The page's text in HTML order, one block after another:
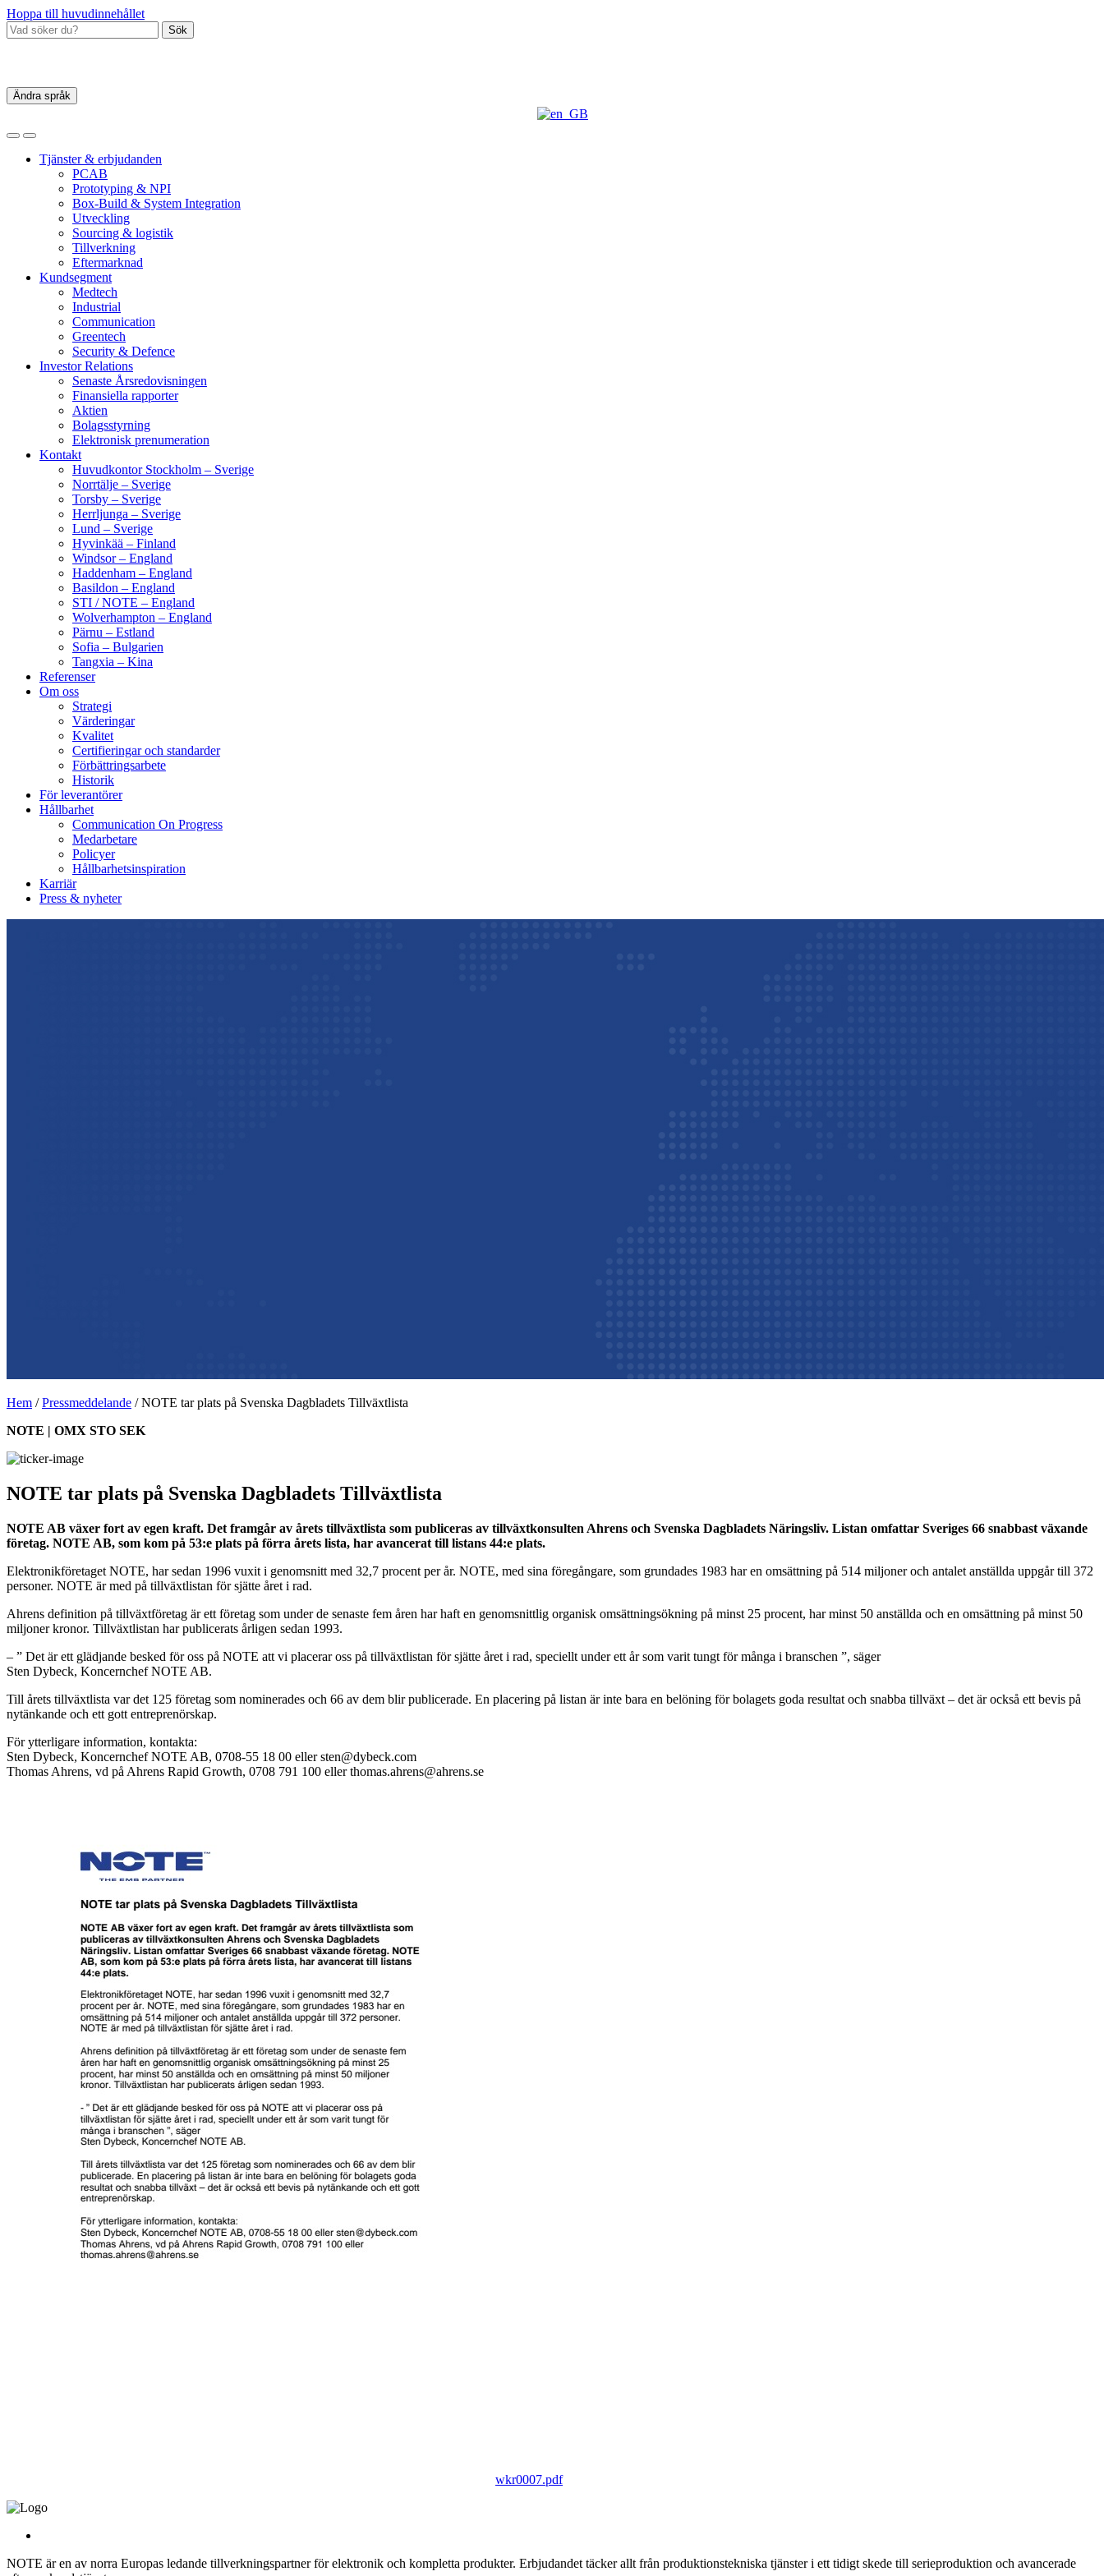
Hoppa till huvudinnehållet
Sök
Ändra språk
Tjänster & erbjudanden
PCAB
Prototyping & NPI
Box‑Build & System Integration
Utveckling
Sourcing & logistik
Tillverkning
Eftermarknad
Kundsegment
Medtech
Industrial
Communication
Greentech
Security & Defence
Investor Relations
Senaste Årsredovisningen
Finansiella rapporter
Aktien
Bolagsstyrning
Elektronisk prenumeration
Kontakt
Huvudkontor Stockholm – Sverige
Norrtälje – Sverige
Torsby – Sverige
Herrljunga – Sverige
Lund – Sverige
Hyvinkää – Finland
Windsor – England
Haddenham – England
Basildon – England
STI / NOTE – England
Wolverhampton – England
Pärnu – Estland
Sofia – Bulgarien
Tangxia – Kina
Referenser
Om oss
Strategi
Värderingar
Kvalitet
Certifieringar och standarder
Förbättringsarbete
Historik
För leverantörer
Hållbarhet
Communication On Progress
Medarbetare
Policyer
Hållbarhetsinspiration
Karriär
Press & nyheter
Hem /Pressmeddelande /NOTE tar plats på Svenska Dagbladets Tillväxtlista
NOTE | OMX STO SEK
NOTE tar plats på Svenska Dagbladets Tillväxtlista
NOTE AB växer fort av egen kraft. Det framgår av årets tillväxtlista som publiceras av tillväxtkonsulten Ahrens och Svenska Dagbladets Näringsliv. Listan omfattar Sveriges 66 snabbast växande
företag. NOTE AB, som kom på 53:e plats på förra årets lista, har avancerat till listans 44:e plats.
Elektronikföretaget NOTE, har sedan 1996 vuxit i genomsnitt med 32,7 procent per år. NOTE, med sina föregångare, som grundades 1983 har en omsättning på 514 miljoner och antalet anställda uppgår till 372
personer. NOTE är med på tillväxtlistan för sjätte året i rad.
Ahrens definition på tillväxtföretag är ett företag som under de senaste fem åren har haft en genomsnittlig organisk omsättningsökning på minst 25 procent, har minst 50 anställda och en omsättning på minst 50
miljoner kronor. Tillväxtlistan har publicerats årligen sedan 1993.
– ” Det är ett glädjande besked för oss på NOTE att vi placerar oss på tillväxtlistan för sjätte året i rad, speciellt under ett år som varit tungt för många i branschen ”, säger
Sten Dybeck, Koncernchef NOTE AB.
Till årets tillväxtlista var det 125 företag som nominerades och 66 av dem blir publicerade. En placering på listan är inte bara en belöning för bolagets goda resultat och snabba tillväxt – det är också ett bevis på
nytänkande och ett gott entreprenörskap.
För ytterligare information, kontakta:
Sten Dybeck, Koncernchef NOTE AB, 0708-55 18 00 eller sten@dybeck.com
Thomas Ahrens, vd på Ahrens Rapid Growth, 0708 791 100 eller thomas.ahrens@ahrens.se
wkr0007.pdf
NOTE är en av norra Europas ledande tillverkningspartner för elektronik och kompletta produkter. Erbjudandet täcker allt från produktionstekniska tjänster i ett tidigt skede till serieproduktion och avancerade